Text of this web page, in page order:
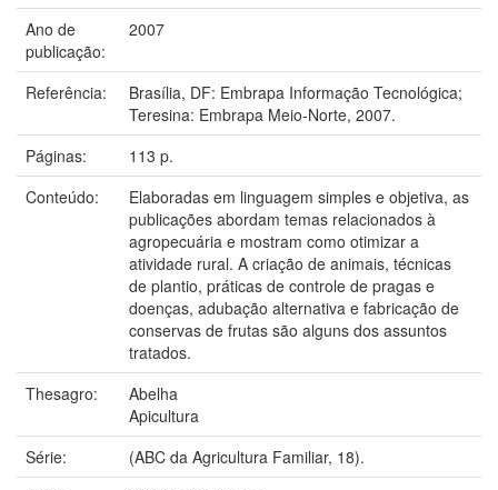
Ano de
publicação:
2007
Referência:
Brasília, DF: Embrapa Informação Tecnológica;
Teresina: Embrapa Meio-Norte, 2007.
Páginas:
113 p.
Conteúdo:
Elaboradas em linguagem simples e objetiva, as
publicações abordam temas relacionados à
agropecuária e mostram como otimizar a
atividade rural. A criação de animais, técnicas
de plantio, práticas de controle de pragas e
doenças, adubação alternativa e fabricação de
conservas de frutas são alguns dos assuntos
tratados.
Thesagro:
Abelha
Apicultura
Série:
(ABC da Agricultura Familiar, 18).